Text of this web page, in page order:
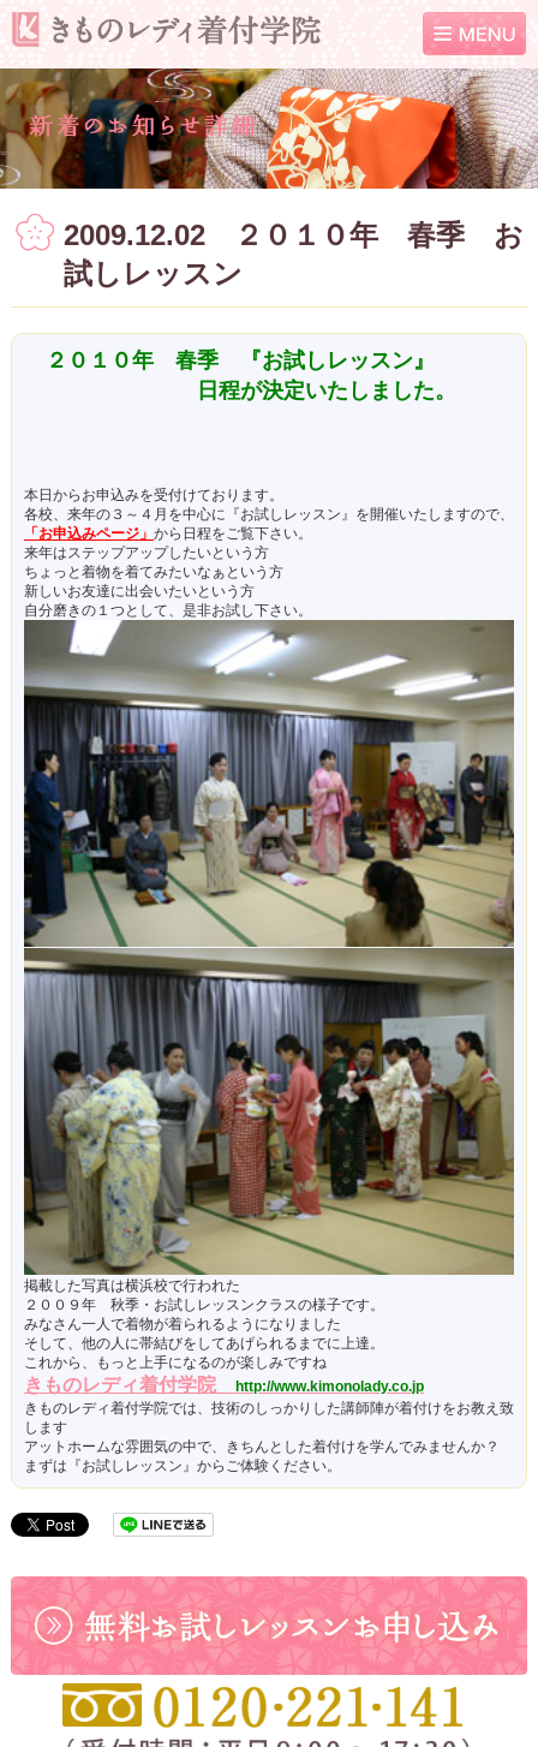
2009.12.02 ２０１０年 春季 お
試しレッスン
２０１０年 春季 『お試しレッスン』
日程が決定いたしました。
本日からお申込みを受付けております。
各校、来年の３～４月を中心に『お試しレッスン』を開催いたしますので、
「お申込みページ」 から日程をご覧下さい。
来年はステップアップしたいという方
ちょっと着物を着てみたいなぁという方
新しいお友達に出会いたいという方
自分磨きの１つとして、是非お試し下さい。
掲載した写真は横浜校で行われた
２００９年 秋季・お試しレッスンクラスの様子です。
みなさん一人で着物が着られるようになりました
そして、他の人に帯結びをしてあげられるまでに上達。
これから、もっと上手になるのが楽しみですね
きものレディ着付学院
http://www.kimonolady.co.jp
きものレディ着付学院では、技術のしっかりした講師陣が着付けをお教え致
します
アットホームな雰囲気の中で、きちんとした着付けを学んでみませんか？
まずは『お試しレッスン』からご体験ください。